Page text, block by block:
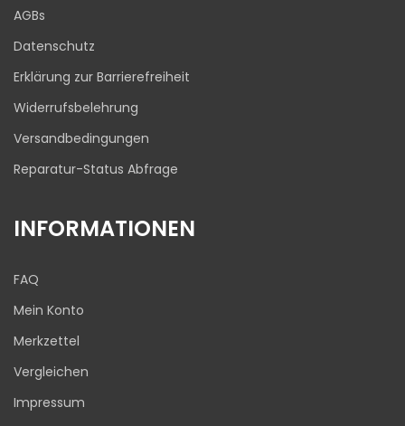
AGBs
Datenschutz
Erklärung zur Barrierefreiheit
Widerrufsbelehrung
Versandbedingungen
Reparatur-Status Abfrage
INFORMATIONEN
FAQ
Mein Konto
Merkzettel
Vergleichen
Impressum